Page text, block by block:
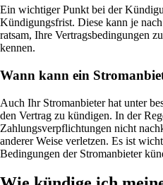
Ein wichtiger Punkt bei der
Kündigungsfrist. Diese kann je
ratsam, Ihre Vertragsbedingungen
kennen.
Wann kann ein
Auch Ihr Stromanbieter hat unter
den Vertrag zu kündigen. In der
Zahlungsverpflichtungen nicht
anderer Weise verletzen. Es ist
Bedingungen der Stromanbieter